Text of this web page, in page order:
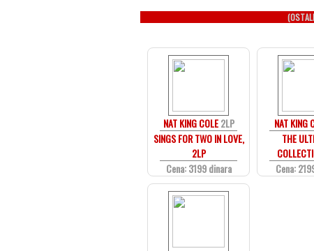
NAT KING COLE2LP
SINGS FOR TWO IN LOVE,
2LP
Cena: 3199 dinara
NAT KING
THE
Cena: